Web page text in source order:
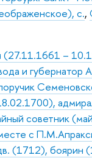
с.,
–
и губернатор
советник
с
(1712),